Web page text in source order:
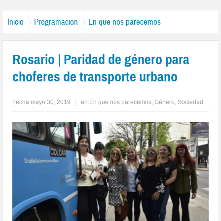
Inicio Programacion En que nos parecemos
Rosario | Paridad de género para
choferes de transporte urbano
Fecha:mayo 30, 2019 en:En que nos parecemos,Género, Sociedad